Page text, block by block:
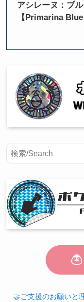
アシレーヌ：ブ
【Primarina
🤝ご支援のお願いと